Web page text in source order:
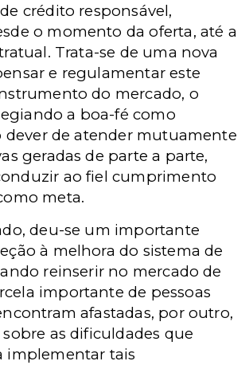
crédito responsável,
o momento da oferta, até a
Trata-se de uma nova
e regulamentar este
do mercado, o
a boa-fé como
dever de atender mutuamente
geradas de parte a parte,
ao fiel cumprimento
meta.
deu-se um importante
à melhora do sistema de
reinserir no mercado de
importante de pessoas
afastadas, por outro,
as dificuldades que
implementar tais